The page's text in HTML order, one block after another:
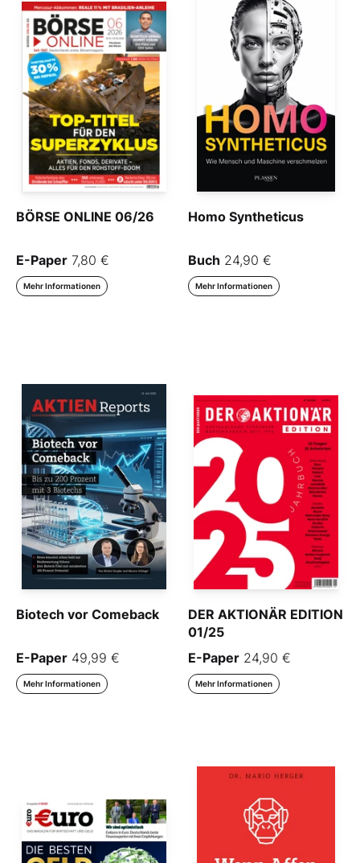
BÖRSE ONLINE 06/26
E-Paper 7,80 €
Mehr Informationen
Homo Syntheticus
Buch 24,90 €
Mehr Informationen
Biotech vor Comeback
E-Paper 49,99 €
Mehr Informationen
DER AKTIONÄR EDITION
01/25
E-Paper 24,90 €
Mehr Informationen